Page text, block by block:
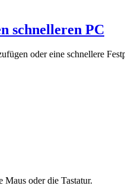
schnelleren PC
oder eine schnellere
Maus oder die Tastatur.